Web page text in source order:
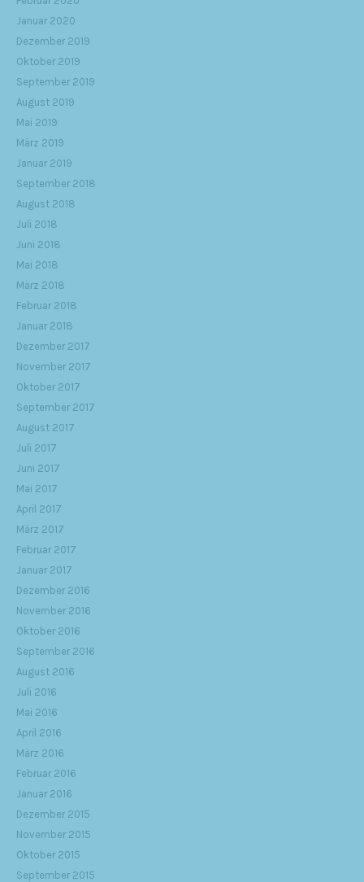
Januar 2020
Dezember 2019
Oktober 2019
September 2019
August 2019
Mai 2019
März 2019
Januar 2019
September 2018
August 2018
Juli 2018
Juni 2018
Mai 2018
März 2018
Februar 2018
Januar 2018
Dezember 2017
November 2017
Oktober 2017
September 2017
August 2017
Juli 2017
Juni 2017
Mai 2017
April 2017
März 2017
Februar 2017
Januar 2017
Dezember 2016
November 2016
Oktober 2016
September 2016
August 2016
Juli 2016
Mai 2016
April 2016
März 2016
Februar 2016
Januar 2016
Dezember 2015
November 2015
Oktober 2015
September 2015